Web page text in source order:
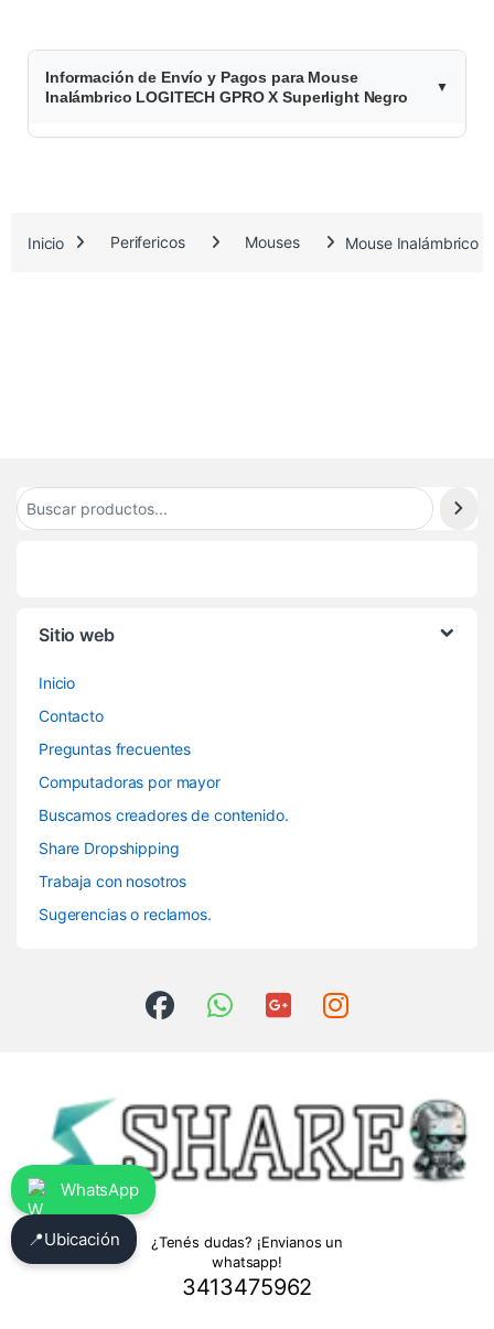
Información de Envío y Pagos para Mouse
Inalámbrico LOGITECH GPRO X Superlight Negro
Inicio Perifericos Mouses Mouse Inalámbrico
Sitio web
Inicio
Contacto
Preguntas frecuentes
Computadoras por mayor
Buscamos creadores de contenido.
Share Dropshipping
Trabaja con nosotros
Sugerencias o reclamos.
¿Tenés dudas? ¡Envianos un
whatsapp!
3413475962
WhatsApp
📍Ubicación